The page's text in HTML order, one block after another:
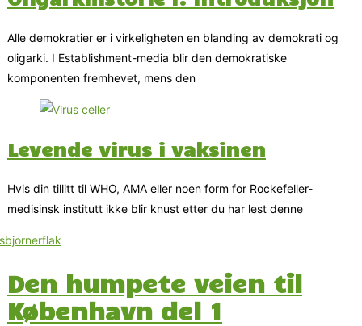
Alle demokratier er i virkeligheten en blanding av demokrati og
oligarki. I Establishment-media blir den demokratiske
komponenten fremhevet, mens den
Levende virus i vaksinen
Hvis din tillitt til WHO, AMA eller noen form for Rockefeller-
medisinsk institutt ikke blir knust etter du har lest denne
Den humpete veien til
København del 1